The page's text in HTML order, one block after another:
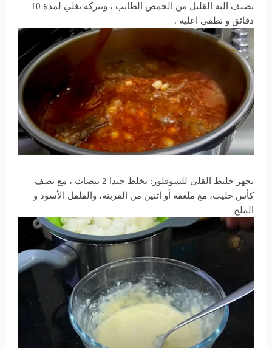
نضيف اليه القليل من الحمص الطايب ، ونتركه يغلي لمدة 10
دقائق و نطفي اعليه .
نجهز خليط القلي للشوفلور: نخلط جيدا 2 بيضات ، مع نصف
كأس حليب، مع ملعقة أو اثنين من الفرينة، والفلفل الأسود و
الملح